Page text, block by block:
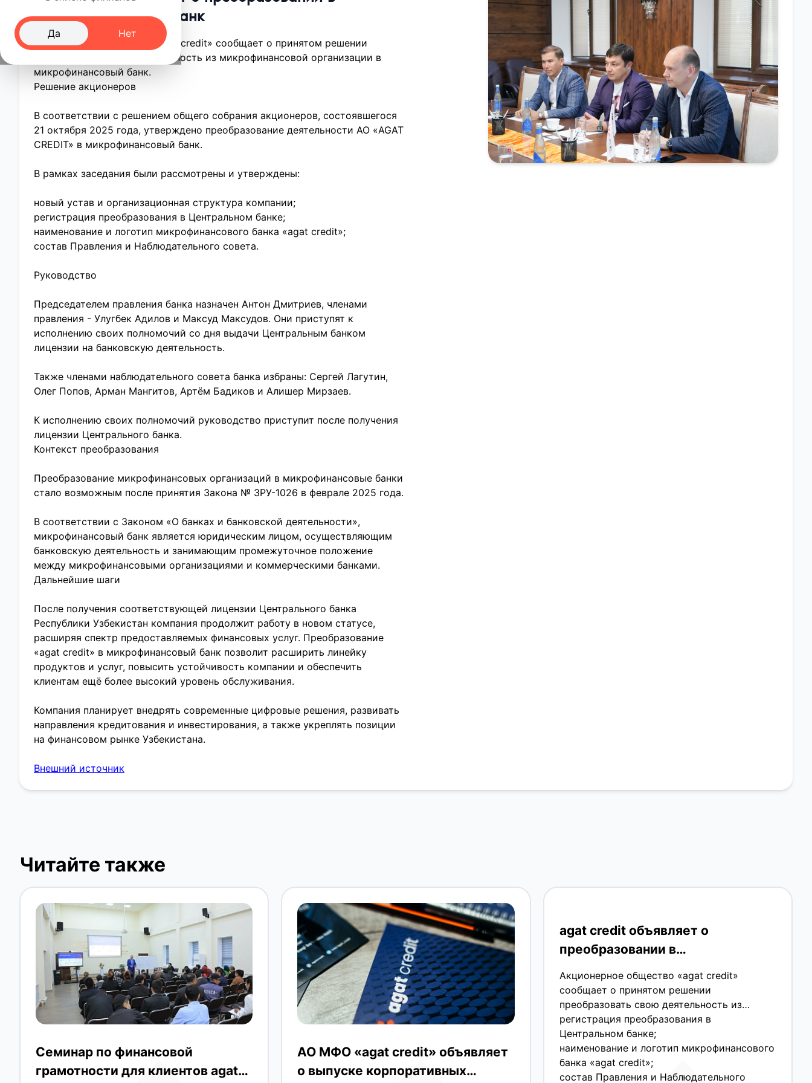
Да Нет
микрофинансовый банк
Акционерное общество «agat credit» сообщает о принятом решении
преобразовать свою деятельность из микрофинансовой организации в
микрофинансовый банк.
Решение акционеров
В соответствии с решением общего собрания акционеров, состоявшегося
21 октября 2025 года, утверждено преобразование деятельности АО «AGAT
CREDIT» в микрофинансовый банк.
В рамках заседания были рассмотрены и утверждены:
новый устав и организационная структура компании;
регистрация преобразования в Центральном банке;
наименование и логотип микрофинансового банка «agat credit»;
состав Правления и Наблюдательного совета.
Руководство
Председателем правления банка назначен Антон Дмитриев, членами
правления - Улугбек Адилов и Максуд Максудов. Они приступят к
исполнению своих полномочий со дня выдачи Центральным банком
лицензии на банковскую деятельность.
Также членами наблюдательного совета банка избраны: Сергей Лагутин,
Олег Попов, Арман Мангитов, Артём Бадиков и Алишер Мирзаев.
К исполнению своих полномочий руководство приступит после получения
лицензии Центрального банка.
Контекст преобразования
Преобразование микрофинансовых организаций в микрофинансовые банки
стало возможным после принятия Закона № ЗРУ-1026 в феврале 2025 года.
В соответствии с Законом «О банках и банковской деятельности»,
микрофинансовый банк является юридическим лицом, осуществляющим
банковскую деятельность и занимающим промежуточное положение
между микрофинансовыми организациями и коммерческими банками.
Дальнейшие шаги
После получения соответствующей лицензии Центрального банка
Республики Узбекистан компания продолжит работу в новом статусе,
расширяя спектр предоставляемых финансовых услуг. Преобразование
«agat credit» в микрофинансовый банк позволит расширить линейку
продуктов и услуг, повысить устойчивость компании и обеспечить
клиентам ещё более высокий уровень обслуживания.
Компания планирует внедрять современные цифровые решения, развивать
направления кредитования и инвестирования, а также укреплять позиции
на финансовом рынке Узбекистана.
Внешний источник
Читайте также
Семинар по финансовой
грамотности для клиентов agat
АО МФО «agat credit» объявляет
о выпуске корпоративных
agat credit объявляет о
преобразовании в
микрофинансовый банк
Акционерное общество «agat credit»
сообщает о принятом решении
преобразовать свою деятельность из
микрофинансовой организации в
микрофинансовый банк.
Решение акционеров
В соответствии с решением общего
регистрация преобразования в
Центральном банке;
наименование и логотип микрофинансового
банка «agat credit»;
состав Правления и Наблюдательного